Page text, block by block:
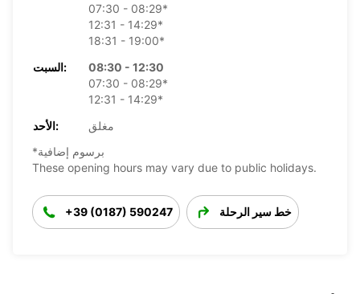
07:30 - 08:29*
12:31 - 14:29*
18:31 - 19:00*
السبت:
08:30 - 12:30
07:30 - 08:29*
12:31 - 14:29*
الأحد:
مغلق
*برسوم إضافية
These opening hours may vary due to public holidays.
+39 (0187) 590247 خط سير الرحلة